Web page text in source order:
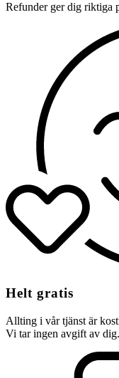
Refunder ger dig riktiga
Helt gratis
Allting i vår tjänst är
Vi tar ingen avgift av dig.